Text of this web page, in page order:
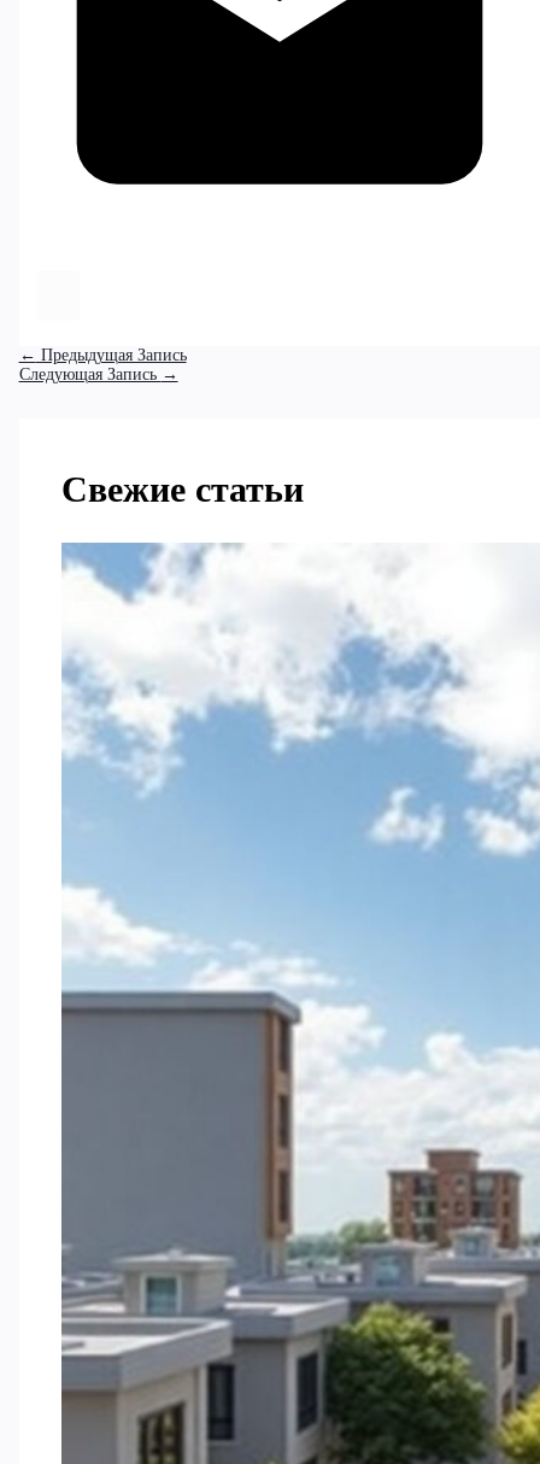
← Предыдущая Запись
Следующая Запись →
Свежие статьи